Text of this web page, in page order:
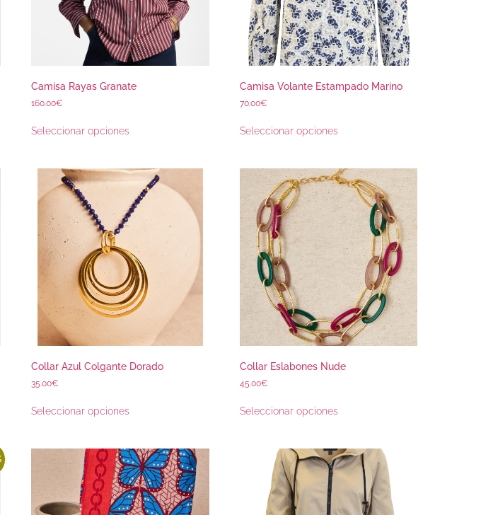
Camisa Rayas Granate
160.00€
Seleccionar opciones
Camisa Volante Estampado Marino
70.00€
Seleccionar opciones
Collar Azul Colgante Dorado
35.00€
Seleccionar opciones
Collar Eslabones Nude
45.00€
Seleccionar opciones